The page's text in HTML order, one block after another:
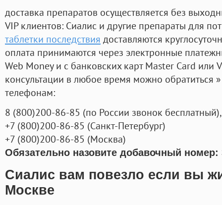
доставка препаратов осуществляется без
VIP клиентов: Сиалис и другие препараты для
таблетки последствия доставляются
оплата принимаются через электронные
Web Money и с банковских карт Master Card или
консультации в любое время можно обратиться
телефонам:
8 (800)200-86-85 (по России звонок бесплатный),
+7 (800)200-86-85 (Санкт-Петербург)
+7 (800)200-86-85 (Москва)
Обязательно назовите добавочный номер:
Сиалис вам повезло если вы
Москве